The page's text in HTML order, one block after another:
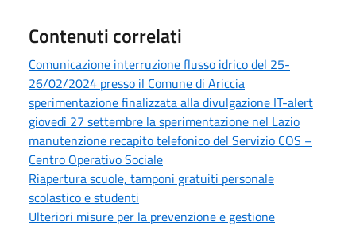
Contenuti correlati
Comunicazione interruzione flusso idrico del 25-
26/02/2024 presso il Comune di Ariccia
sperimentazione finalizzata alla divulgazione IT-alert
giovedì 27 settembre la sperimentazione nel Lazio
manutenzione recapito telefonico del Servizio COS –
Centro Operativo Sociale
Riapertura scuole, tamponi gratuiti personale
scolastico e studenti
Ulteriori misure per la prevenzione e gestione